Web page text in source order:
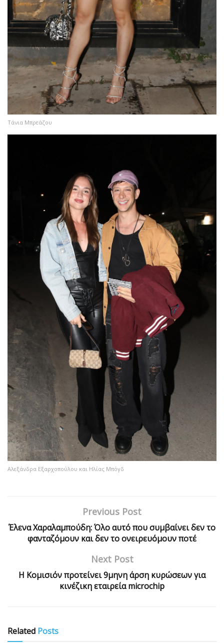
Τάνια Μπρεάζου
Αλεξάνδρα Εξαρχοπούλου και Ηλίας Μπόγδ
Previous Post
Έλενα Χαραλαμπούδη: Όλο αυτό που συμβαίνει δεν το
φανταζόμουν και δεν το ονειρευόμουν ποτέ
Next Post
Η Κομισιόν προτείνει 9μηνη άρση κυρώσεων για
κινέζικη εταιρεία microchip
Related Posts